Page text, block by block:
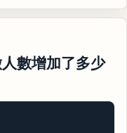
數增加了多少